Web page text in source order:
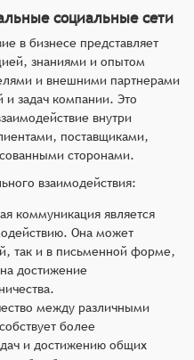
социальные сети
в бизнесе представляет
знаниями и опытом
и внешними партнерами
задач компании. Это
внутри
поставщиками,
сторонами.
взаимодействия:
коммуникация является
Она может
так и в письменной форме,
достижение
между различными
более
и достижению общих